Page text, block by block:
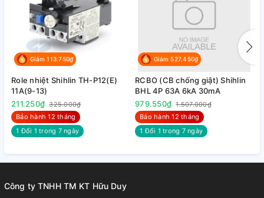
Giảm 113.750₫
Role nhiệt Shihlin TH-P12(E)
11A(9-13)
211.250₫ 325.000₫
Bảo hành 12 tháng
1 Đổi 1 trong 7 ngày
Giảm 527.450₫
RCBO (CB chống giật) Shihlin
BHL 4P 63A 6kA 30mA
979.550₫ 1.507.000₫
Bảo hành 12 tháng
1 Đổi 1 trong 7 ngày
Công ty TNHH TM KT Hữu Duy